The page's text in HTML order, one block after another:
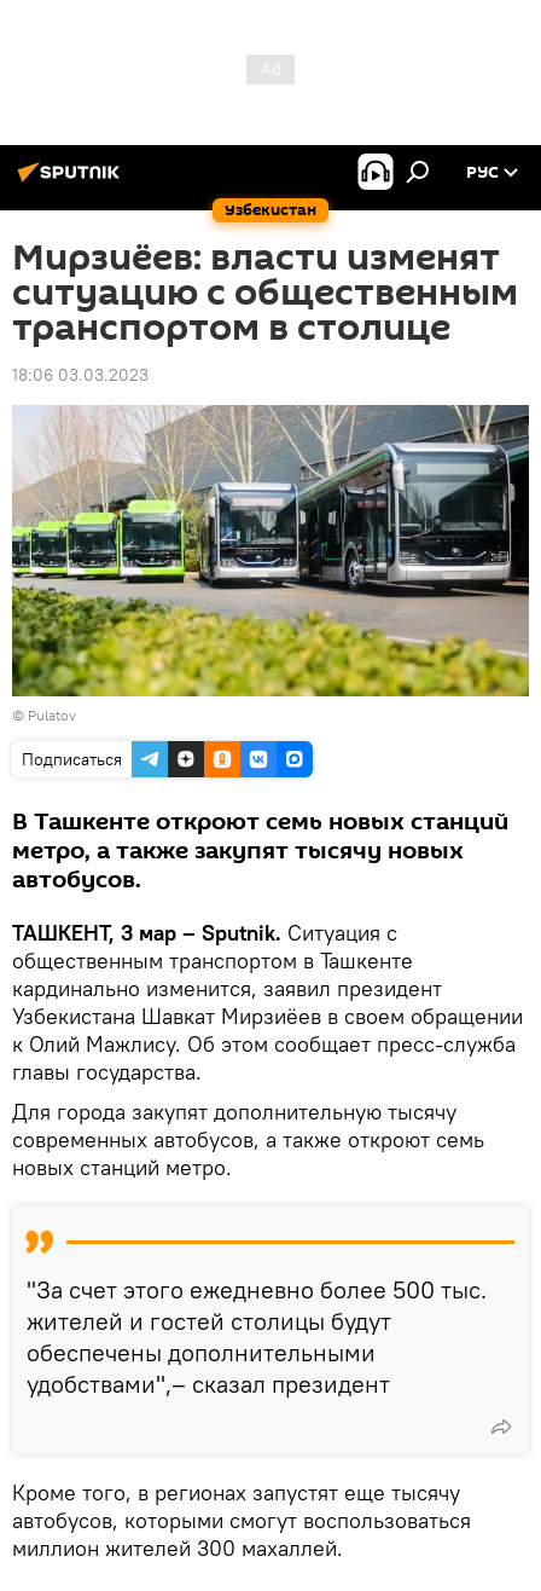
Узбекистан
РУС
Мирзиёев: власти изменят
ситуацию с общественным
транспортом в столице
18:06 03.03.2023
© Pulatov
Подписаться
В Ташкенте откроют семь новых станций
метро, а также закупят тысячу новых
автобусов.
ТАШКЕНТ, 3 мар – Sputnik. Ситуация с
общественным транспортом в Ташкенте
кардинально изменится, заявил президент
Узбекистана Шавкат Мирзиёев в своем обращении
к Олий Мажлису. Об этом сообщает пресс-служба
главы государства.
Для города закупят дополнительную тысячу
современных автобусов, а также откроют семь
новых станций метро.
"За счет этого ежедневно более 500 тыс.
жителей и гостей столицы будут
обеспечены дополнительными
удобствами",– сказал президент
Кроме того, в регионах запустят еще тысячу
автобусов, которыми смогут воспользоваться
миллион жителей 300 махаллей.